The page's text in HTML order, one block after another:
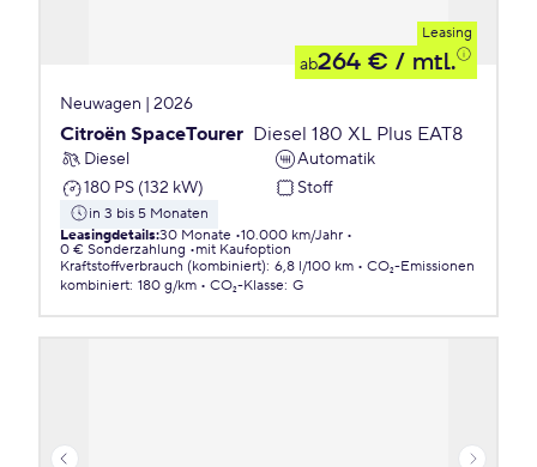
Leasing
ab264 € / mtl.
Neuwagen | 2026
Citroën SpaceTourer Diesel 180 XL Plus EAT8
Diesel
Automatik
180 PS (132 kW)
Stoff
in 3 bis 5 Monaten
Leasingdetails:30 Monate 10.000 km/Jahr
0 € Sonderzahlung
mit Kaufoption
Kraftstoffverbrauch (kombiniert): 6,8 l/100 km
CO₂-Emissionen
kombiniert: 180 g/km CO₂-Klasse: G